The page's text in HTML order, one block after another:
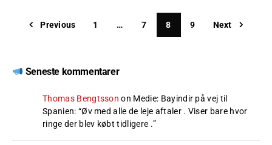
Previous 1 … 7 8 9 Next
Seneste kommentarer
Thomas Bengtsson on Medie: Bayindir på vej til
Spanien: “Øv med alle de leje aftaler . Viser bare hvor
ringe der blev købt tidligere .”